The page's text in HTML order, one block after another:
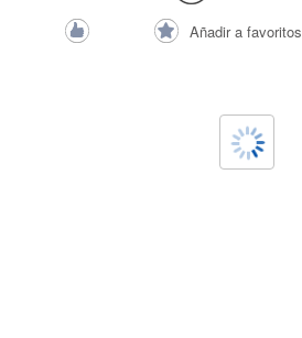
Añadir a favoritos